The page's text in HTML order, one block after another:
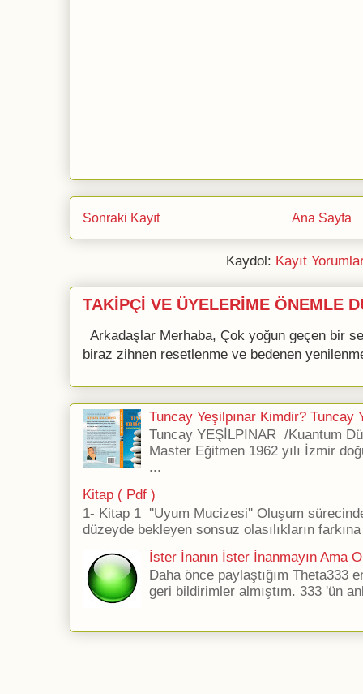
Sonraki Kayıt Ana Sayfa
Kaydol: Kayıt
TAKİPÇİ VE ÜYELERİME ÖNEMLE
Arkadaşlar Merhaba, Çok yoğun geçen bir
biraz zihnen resetlenme ve bedenen
Tuncay Yeşilpınar Kimdir? Tuncay
Tuncay YEŞİLPINAR /Kuantum
Master Eğitmen 1962 yılı İzmir
...
Kitap ( Pdf )
1- Kitap 1 ''Uyum Mucizesi'' Oluşum
düzeyde bekleyen sonsuz olasılıkların
İster İnanın İster İnanmayın Ama
Daha önce paylaştığım Theta333
geri bildirimler almıştım. 333 'ün